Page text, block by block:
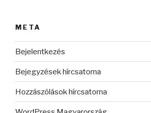
META
Bejelentkezés
Bejegyzések hírcsatorna
Hozzászólások hírcsatorna